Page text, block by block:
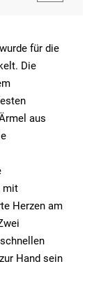
für die
Die
aus
mit
Herzen am
Hand sein